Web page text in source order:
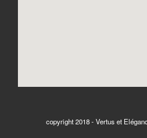
copyright 2018 - Vertus et